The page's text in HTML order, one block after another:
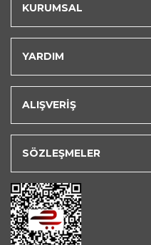
KURUMSAL
YARDIM
ALIŞVERİŞ
SÖZLEŞMELER